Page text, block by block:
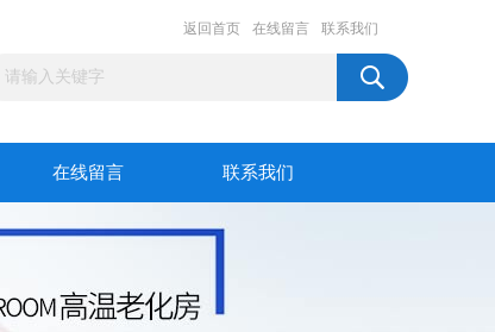
返回首页 在线留言 联系我们
在线留言 联系我们